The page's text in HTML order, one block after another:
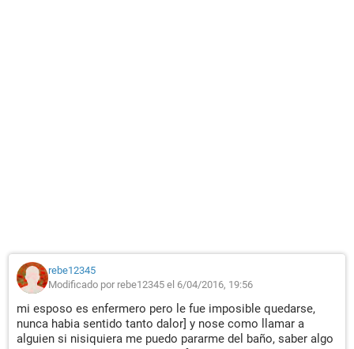
rebe12345
Modificado por rebe12345 el 6/04/2016, 19:56
mi esposo es enfermero pero le fue imposible quedarse,
nunca habia sentido tanto dalor] y nose como llamar a
alguien si nisiquiera me puedo pararme del baño, saber algo